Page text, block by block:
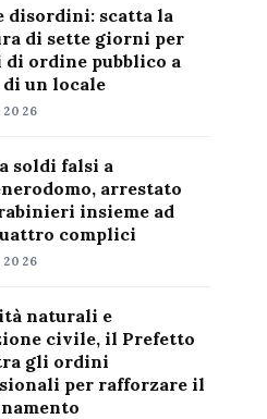
disordini: scatta la
di sette giorni per
ordine pubblico a
un locale
2026
soldi falsi a
arrestato
insieme ad
complici
2026
naturali e
civile, il Prefetto
gli ordini
per rafforzare il